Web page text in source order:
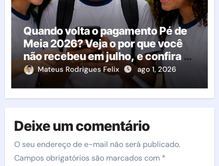
Quando volta o pagamento Pé de
Meia 2026? Veja o por que você
não recebeu em julho, e confira o
calendário oficial
Mateus Rodrigues Felix ago 1, 2026
Deixe um comentário
O seu endereço de e-mail não será publicado.
Campos obrigatórios são marcados com *